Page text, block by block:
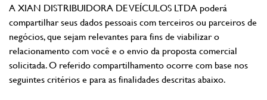
A XIAN DISTRIBUIDORA DE VEÍCULOS LTDA poderá
compartilhar seus dados pessoais com terceiros ou parceiros de
negócios, que sejam relevantes para fins de viabilizar o
relacionamento com você e o envio da proposta comercial
solicitada. O referido compartilhamento ocorre com base nos
seguintes critérios e para as finalidades descritas abaixo.